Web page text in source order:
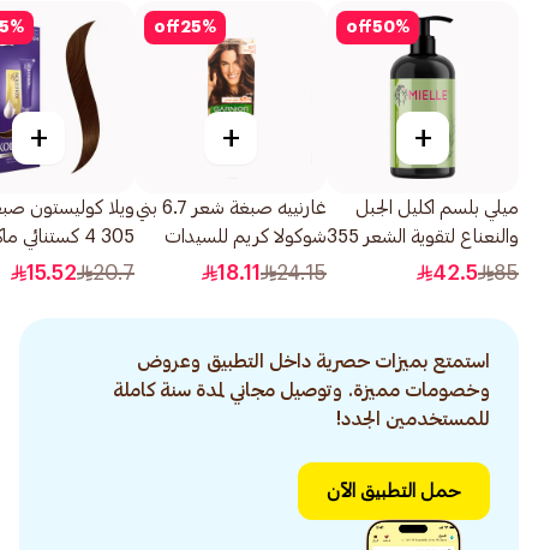
50%
off
+
ميلي بلسم اكليل الجبل
والنعناع لتقوية الشعر 355
مل
85
42.5
25%
off
+
غارنييه صبغة شعر 6.7 بني
شوكولا كريم للسيدات
110مل
24.15
18.11
%
+
ويلا كوليستون
305 4
50مل
20.7
15.52
استمتع بميزات حصرية داخل التطبيق وعروض
وخصومات مميزة. وتوصيل مجاني لمدة سنة كاملة
للمستخدمين الجدد!
حمل التطبيق الآن